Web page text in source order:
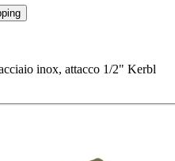
inox, attacco 1/2" Kerbl